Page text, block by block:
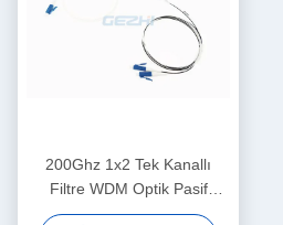
200Ghz 1x2 Tek Kanallı
Filtre WDM Optik Pasif
Bileşen